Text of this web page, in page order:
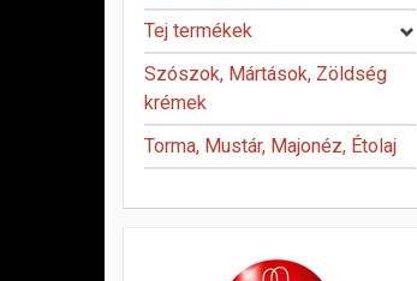
Tej termékek
Szószok, Mártások, Zöldség
krémek
Torma, Mustár, Majonéz, Étolaj